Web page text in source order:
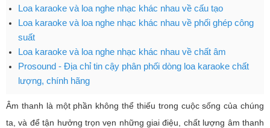
Loa karaoke và loa nghe nhạc khác nhau về cấu tạo
Loa karaoke và loa nghe nhạc khác nhau về phối ghép công
suất
Loa karaoke và loa nghe nhạc khác nhau về chất âm
Prosound - Địa chỉ tin cậy phân phối dòng loa karaoke chất
lượng, chính hãng
Âm thanh là một phần không thể thiếu trong cuộc sống của chúng
ta, và để tận hưởng trọn vẹn những giai điệu, chất lượng âm thanh